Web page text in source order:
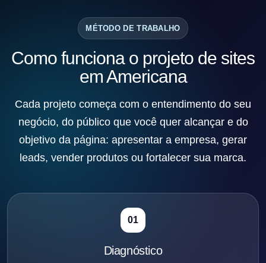
MÉTODO DE TRABALHO
Como funciona o projeto de sites
em Americana
Cada projeto começa com o entendimento do seu
negócio, do público que você quer alcançar e do
objetivo da página: apresentar a empresa, gerar
leads, vender produtos ou fortalecer sua marca.
01
Diagnóstico